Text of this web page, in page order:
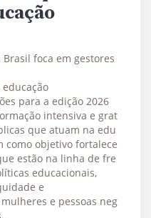
foca em gestores
para a edição 2026
intensiva e grat
que atuam na edu
como objetivo fortalece
estão na linha de fre
educacionais,
e
e pessoas neg